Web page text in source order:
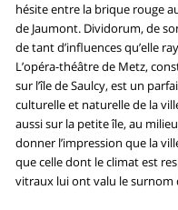
hésite entre la brique rouge
de Jaumont. Dividorum, de
de tant d’influences qu’elle
L’opéra-théâtre de Metz,
sur l’île de Saulcy, est un
culturelle et naturelle de la
aussi sur la petite île, au
donner l’impression que la
que celle dont le climat est
vitraux lui ont valu le surnom